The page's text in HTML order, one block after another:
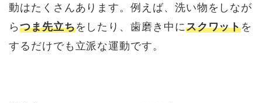
動はたくさんあります。例えば、洗い物をしなが
らつま先立ちをしたり、歯磨き中にスクワットを
するだけでも立派な運動です。